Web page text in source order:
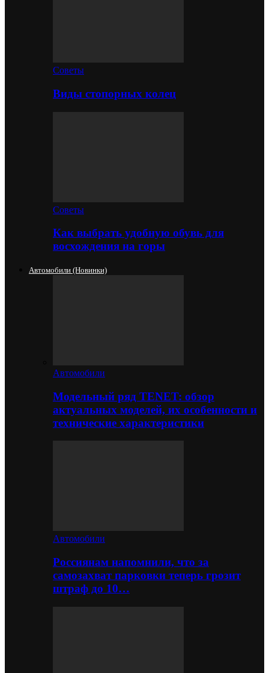
Советы
Виды стопорных колец
Советы
Как выбрать удобную обувь для
восхождения на горы
Автомобили (новинки)
Автомобили
Модельный ряд TENET: обзор
актуальных моделей, их особенности и
технические характеристики
Автомобили
Россиянам напомнили, что за
самозахват парковки теперь грозит
штраф до 10…